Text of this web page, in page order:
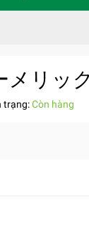
メリッ
trạng:Còn hàng